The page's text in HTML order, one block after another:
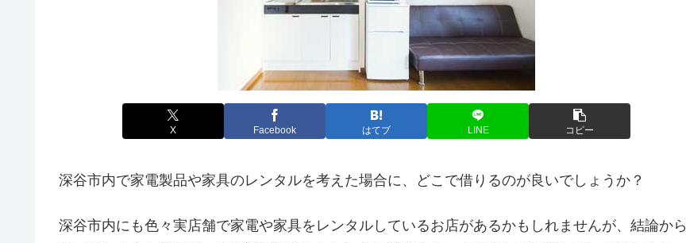
X Facebook はてブ LINE コピー
深谷市内で家電製品や家具のレンタルを考えた場合に、どこで借りるのが良いでしょうか？
深谷市内にも色々実店舗で家電や家具をレンタルしているお店があるかもしれませんが、結論から